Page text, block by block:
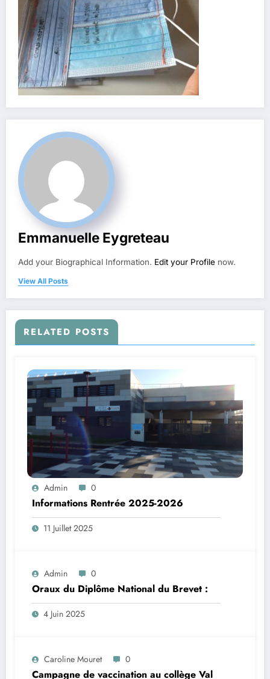
Emmanuelle Eygreteau
Add your Biographical Information. Edit your Profile now.
View All Posts
RELATED POSTS
Admin 0
Informations Rentrée 2025-2026
11 Juillet 2025
Admin 0
Oraux du Diplôme National du Brevet :
4 Juin 2025
Caroline Mouret 0
Campagne de vaccination au collège Val